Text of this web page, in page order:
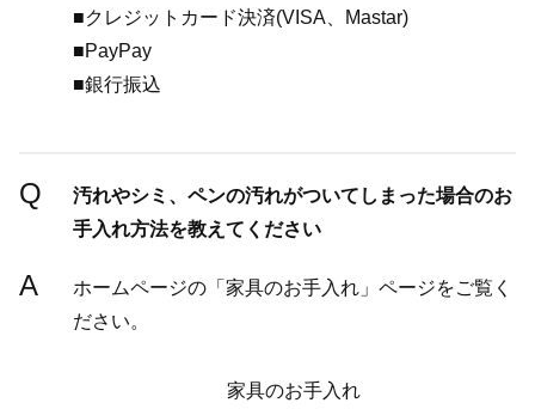
■クレジットカード決済(VISA、Mastar)
■PayPay
■銀行振込
Q
汚れやシミ、ペンの汚れがついてしまった場合のお
手入れ方法を教えてください
A
ホームページの「家具のお手入れ」ページをご覧く
ださい。
家具のお手入れ